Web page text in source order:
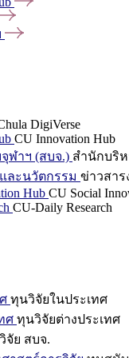
DigiVerse
CU Innovation Hub
ฬาฯ (สบจ.) สำนักบริห
ละนวัตกรรม ข่าวสาร
Hub CU Social
CU-Daily Research
ทุนวิจัยในประเทศ
ศ ทุนวิจัยต่างประเทศ
จัย สบจ.